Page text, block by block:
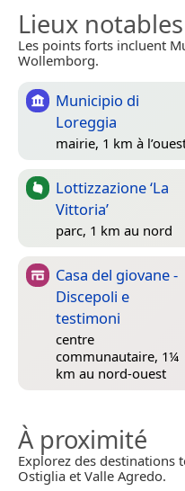
Lieux
Les points forts incluent
Wollemborg.
Municipio di
Loreggia
mairie, 1 km à
Lottizzazione ‘La
Vittoria’
parc, 1 km au nord
Casa del giovane -
Discepoli e
testimoni
centre
communautaire, 1¼
km au nord-ouest
À proximité
Explorez des destinations
Ostiglia et Valle Agredo.